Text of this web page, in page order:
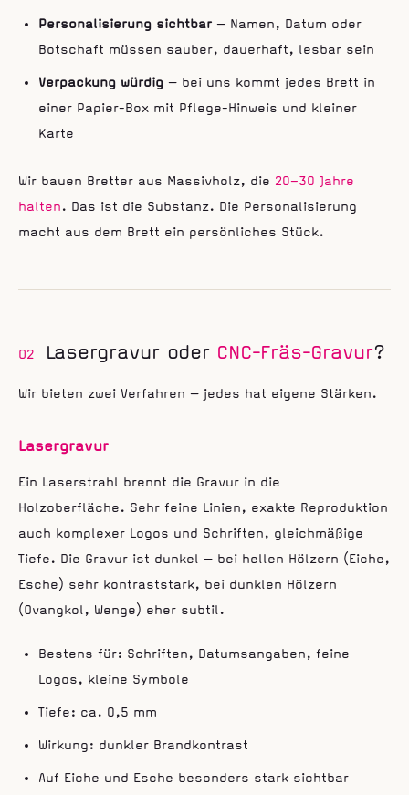
Personalisierung sichtbar — Namen, Datum oder
Botschaft müssen sauber, dauerhaft, lesbar sein
Verpackung würdig — bei uns kommt jedes Brett in
einer Papier-Box mit Pflege-Hinweis und kleiner
Karte
Wir bauen Bretter aus Massivholz, die 20–30 Jahre
halten. Das ist die Substanz. Die Personalisierung
macht aus dem Brett ein persönliches Stück.
02 Lasergravur oder CNC-Fräs-Gravur?
Wir bieten zwei Verfahren — jedes hat eigene Stärken.
Lasergravur
Ein Laserstrahl brennt die Gravur in die
Holzoberfläche. Sehr feine Linien, exakte Reproduktion
auch komplexer Logos und Schriften, gleichmäßige
Tiefe. Die Gravur ist dunkel — bei hellen Hölzern (Eiche,
Esche) sehr kontraststark, bei dunklen Hölzern
(Ovangkol, Wenge) eher subtil.
Bestens für: Schriften, Datumsangaben, feine
Logos, kleine Symbole
Tiefe: ca. 0,5 mm
Wirkung: dunkler Brandkontrast
Auf Eiche und Esche besonders stark sichtbar